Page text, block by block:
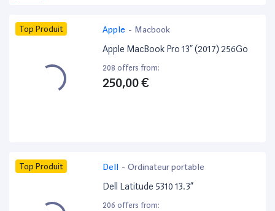
Top Produit Apple - Macbook
Apple MacBook Pro 13” (2017) 256Go
208 offers from:
250,00 €
Top Produit Dell - Ordinateur portable
Dell Latitude 5310 13.3”
206 offers from: